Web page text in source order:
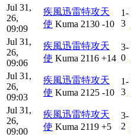
Jul 31,
26,
09:09
疾風迅雷特攻天
使 Kuma 2130 -10
1-
3
Jul 31,
26,
09:06
疾風迅雷特攻天
使 Kuma 2116 +14
3-
0
Jul 31,
26,
09:03
疾風迅雷特攻天
使 Kuma 2125 -10
1-
3
Jul 31,
26,
09:00
疾風迅雷特攻天
使 Kuma 2119 +5
3-
2